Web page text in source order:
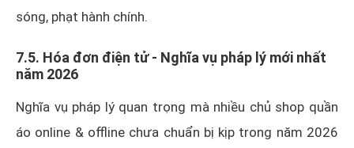
sóng, phạt hành chính.
7.5. Hóa đơn điện tử - Nghĩa vụ pháp lý mới nhất
năm 2026
Nghĩa vụ pháp lý quan trọng mà nhiều chủ shop quần
áo online & offline chưa chuẩn bị kịp trong năm 2026